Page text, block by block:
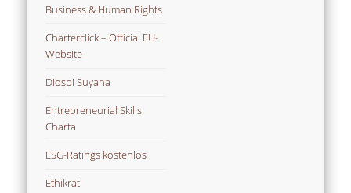
Business & Human Rights
Charterclick – Official EU-
Website
Diospi Suyana
Entrepreneurial Skills
Charta
ESG-Ratings kostenlos
Ethikrat